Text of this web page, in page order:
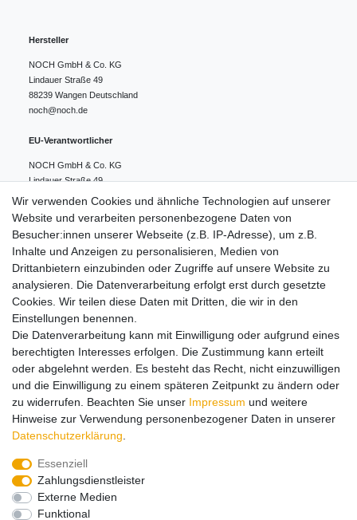
Hersteller
NOCH GmbH & Co. KG
Lindauer Straße 49
88239 Wangen Deutschland
noch@noch.de
EU-Verantwortlicher
NOCH GmbH & Co. KG
Lindauer Straße 49
Wangen
Deutschland
Hinweise zur Batterieentsorgung
Lieferung und Versand
Impressum Daten­schutz­erklärung AGB
Barrierefreiheitserklärung
Vertrag widerrufen
Wir verwenden Cookies und ähnliche Technologien auf unserer
Website und verarbeiten personenbezogene Daten von
Besucher:innen unserer Webseite (z.B. IP-Adresse), um z.B.
Inhalte und Anzeigen zu personalisieren, Medien von
Drittanbietern einzubinden oder Zugriffe auf unsere Website zu
analysieren. Die Datenverarbeitung erfolgt erst durch gesetzte
Cookies. Wir teilen diese Daten mit Dritten, die wir in den
Einstellungen benennen.
Die Datenverarbeitung kann mit Einwilligung oder aufgrund eines
berechtigten Interesses erfolgen. Die Zustimmung kann erteilt
oder abgelehnt werden. Es besteht das Recht, nicht einzuwilligen
und die Einwilligung zu einem späteren Zeitpunkt zu ändern oder
zu widerrufen. Beachten Sie unser Impressum und weitere
Hinweise zur Verwendung personenbezogener Daten in unserer
Daten­schutz­erklärung
Essenziell
Zahlungsdienstleister
Externe Medien
Funktional